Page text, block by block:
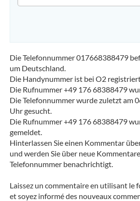
Die Telefonnummer 017668388479
um Deutschland.
Die Handynummer ist bei O2
Die Rufnummer +49 176 68388479
Die Telefonnummer wurde zuletzt am
Uhr gesucht.
Die Rufnummer +49 176 68388479
gemeldet.
Hinterlassen Sie einen Kommentar
und werden Sie über neue
Telefonnummer benachrichtigt.
Laissez un commentaire en utilisant le
et soyez informé des nouveaux